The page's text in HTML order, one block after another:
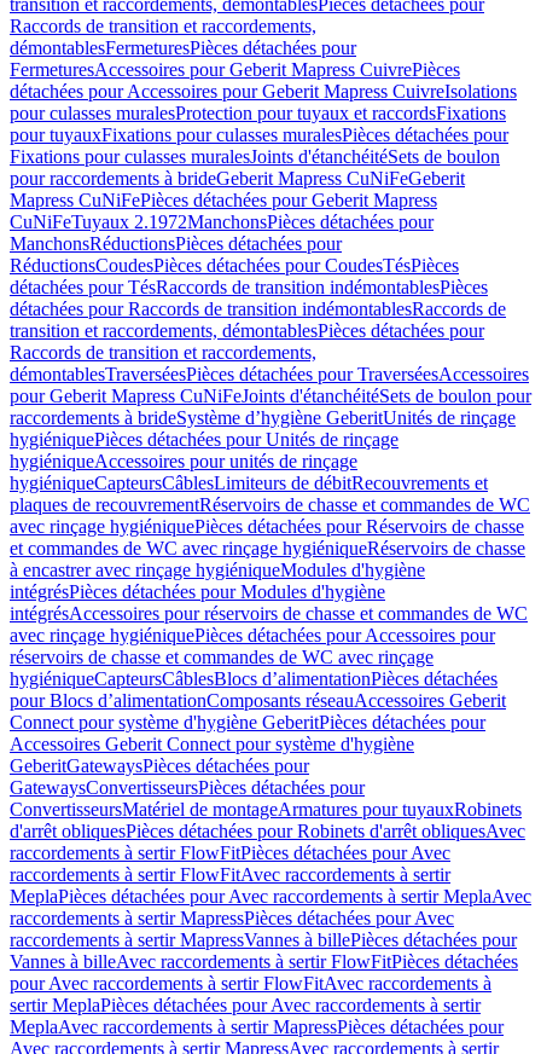
transition et raccordements, démontablesPièces détachées pour
Raccords de transition et raccordements,
démontablesFermeturesPièces détachées pour
FermeturesAccessoires pour Geberit Mapress CuivrePièces
détachées pour Accessoires pour Geberit Mapress CuivreIsolations
pour culasses muralesProtection pour tuyaux et raccordsFixations
pour tuyauxFixations pour culasses muralesPièces détachées pour
Fixations pour culasses muralesJoints d'étanchéitéSets de boulon
pour raccordements à brideGeberit Mapress CuNiFeGeberit
Mapress CuNiFePièces détachées pour Geberit Mapress
CuNiFeTuyaux 2.1972ManchonsPièces détachées pour
ManchonsRéductionsPièces détachées pour
RéductionsCoudesPièces détachées pour CoudesTésPièces
détachées pour TésRaccords de transition indémontablesPièces
détachées pour Raccords de transition indémontablesRaccords de
transition et raccordements, démontablesPièces détachées pour
Raccords de transition et raccordements,
démontablesTraverséesPièces détachées pour TraverséesAccessoires
pour Geberit Mapress CuNiFeJoints d'étanchéitéSets de boulon pour
raccordements à brideSystème d’hygiène GeberitUnités de rinçage
hygiéniquePièces détachées pour Unités de rinçage
hygiéniqueAccessoires pour unités de rinçage
hygiéniqueCapteursCâblesLimiteurs de débitRecouvrements et
plaques de recouvrementRéservoirs de chasse et commandes de WC
avec rinçage hygiéniquePièces détachées pour Réservoirs de chasse
et commandes de WC avec rinçage hygiéniqueRéservoirs de chasse
à encastrer avec rinçage hygiéniqueModules d'hygiène
intégrésPièces détachées pour Modules d'hygiène
intégrésAccessoires pour réservoirs de chasse et commandes de WC
avec rinçage hygiéniquePièces détachées pour Accessoires pour
réservoirs de chasse et commandes de WC avec rinçage
hygiéniqueCapteursCâblesBlocs d’alimentationPièces détachées
pour Blocs d’alimentationComposants réseauAccessoires Geberit
Connect pour système d'hygiène GeberitPièces détachées pour
Accessoires Geberit Connect pour système d'hygiène
GeberitGatewaysPièces détachées pour
GatewaysConvertisseursPièces détachées pour
ConvertisseursMatériel de montageArmatures pour tuyauxRobinets
d'arrêt obliquesPièces détachées pour Robinets d'arrêt obliquesAvec
raccordements à sertir FlowFitPièces détachées pour Avec
raccordements à sertir FlowFitAvec raccordements à sertir
MeplaPièces détachées pour Avec raccordements à sertir MeplaAvec
raccordements à sertir MapressPièces détachées pour Avec
raccordements à sertir MapressVannes à billePièces détachées pour
Vannes à billeAvec raccordements à sertir FlowFitPièces détachées
pour Avec raccordements à sertir FlowFitAvec raccordements à
sertir MeplaPièces détachées pour Avec raccordements à sertir
MeplaAvec raccordements à sertir MapressPièces détachées pour
Avec raccordements à sertir MapressAvec raccordements à sertir